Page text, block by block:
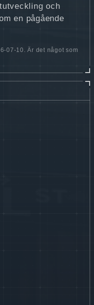
och
en pågående
07-10. Är det något som